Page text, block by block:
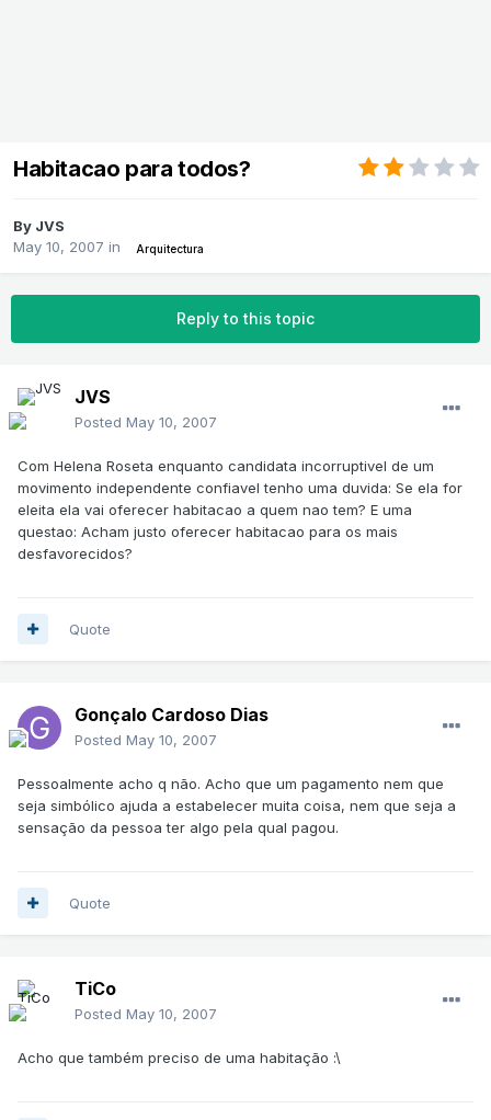
Habitacao para todos?
By JVS
May 10, 2007 in Arquitectura
Reply to this topic
JVS
Posted May 10, 2007
Com Helena Roseta enquanto candidata incorruptivel de um
movimento independente confiavel tenho uma duvida: Se ela for
eleita ela vai oferecer habitacao a quem nao tem? E uma
questao: Acham justo oferecer habitacao para os mais
desfavorecidos?
Quote
Gonçalo Cardoso Dias
Posted May 10, 2007
Pessoalmente acho q não. Acho que um pagamento nem que
seja simbólico ajuda a estabelecer muita coisa, nem que seja a
sensação da pessoa ter algo pela qual pagou.
Quote
TiCo
Posted May 10, 2007
Acho que também preciso de uma habitação :\